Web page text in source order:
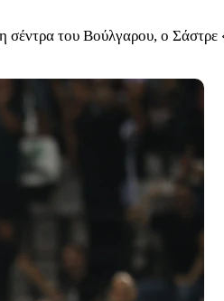
του Βούλγαρου, ο